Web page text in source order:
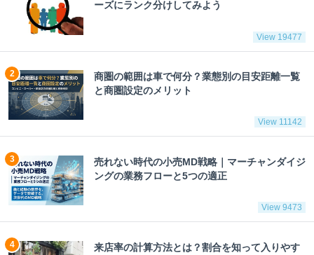
ーズにランク分けしてみよう
View 19477
商圏の範囲は車で何分？業態別の目安距離一覧
と商圏設定のメリット
View 11142
売れない時代の小売MD戦略｜マーチャンダイジ
ングの業務フローと5つの適正
View 9473
来店率の計算方法とは？割合を知って入りやす